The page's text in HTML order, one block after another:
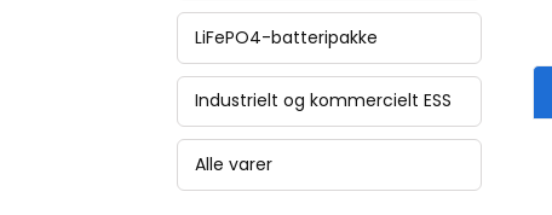
LiFePO4-batteripakke
Industrielt og kommercielt ESS
Alle varer